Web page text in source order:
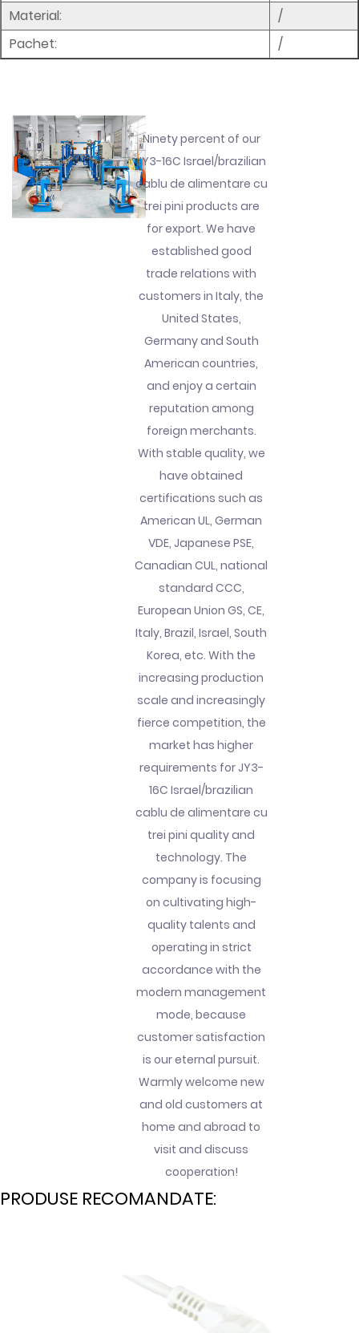
Material:
/
Pachet:
/
Ninety percent of our
JY3-16C Israel/brazilian
cablu de alimentare cu
trei pini products are
for export. We have
established good
trade relations with
customers in Italy, the
United States,
Germany and South
American countries,
and enjoy a certain
reputation among
foreign merchants.
With stable quality, we
have obtained
certifications such as
American UL, German
VDE, Japanese PSE,
Canadian CUL, national
standard CCC,
European Union GS, CE,
Italy, Brazil, Israel, South
Korea, etc. With the
increasing production
scale and increasingly
fierce competition, the
market has higher
requirements for JY3-
16C Israel/brazilian
cablu de alimentare cu
trei pini quality and
technology. The
company is focusing
on cultivating high-
quality talents and
operating in strict
accordance with the
modern management
mode, because
customer satisfaction
is our eternal pursuit.
Warmly welcome new
and old customers at
home and abroad to
visit and discuss
cooperation!
PRODUSE RECOMANDATE: